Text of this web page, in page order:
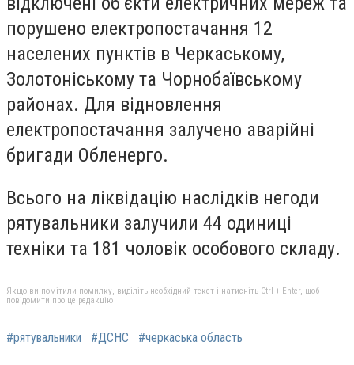
порушено електропостачання 12
населених пунктів в Черкаському,
Золотоніському та Чорнобаївському
районах. Для відновлення
електропостачання залучено аварійні
бригади Обленерго.
Всього на ліквідацію наслідків негоди
рятувальники залучили 44 одиниці
техніки та 181 чоловік особового складу.
Якщо ви помітили помилку, виділіть необхідний текст і натисніть Ctrl + Enter, щоб
повідомити про це редакцію
#рятувальники #ДСНС #черкаська область